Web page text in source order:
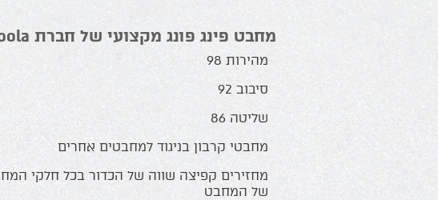
מחבט פינג פונג מקצועי של חברת joola במחיר
מהירות 98
סיבוב 92
שליטה 86
מחבטי קרבון בניגוד למחבטים אחרים
מחזירים קפיצה שווה של הכדור בכל חלקי
של המחבט